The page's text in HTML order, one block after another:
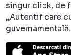
singur click, de
„Autentificare
guvernamentală.